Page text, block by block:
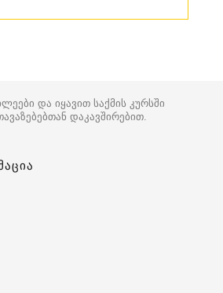
და იყავით საქმის კურსში
დაკავშირებით.